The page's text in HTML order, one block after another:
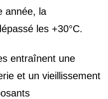
année, la
les +30°C.
entraînent une
et un vieillissement